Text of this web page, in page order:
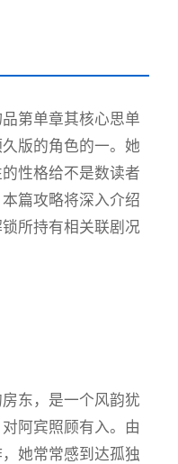
第单章其核心思单
版的角色的一。她
性格给不是数读者
篇攻略将深入介绍
所持有相关联剧况
东，是一个风韵犹
阿宾照顾有入。由
她常常感到达孤独